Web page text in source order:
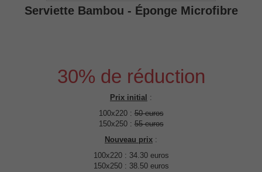
Serviette Bambou - Éponge Microfibre
30% de réduction
Prix initial :
100x220 :50 euros
150x250 :55 euros
Nouveau prix :
100x220 : 34.30 euros
150x250 : 38.50 euros